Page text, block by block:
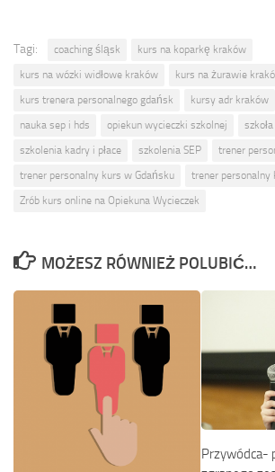
Tagi: coaching śląsk
kurs na koparkę kraków
kurs na wózki widłowe kraków
kurs na żurawie
kurs trenera personalnego gdańsk
kursy adr kraków
nauka sep i hds
opiekun wycieczki szkolnej
szkolenia kadry i płace
szkolenia SEP
trener
trener personalny kurs w Gdańsku
trener
Zrób kurs online na Opiekuna Wycieczek
MOŻESZ RÓWNIEŻ POLUBIĆ…
Przywódca-